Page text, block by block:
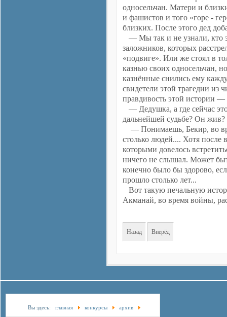
односельчан. Матери и
и фашистов и того «горе -
близких. После этого дед
— Мы так и не узнали, кто
заложников, которых
«подвиге». Или же стоял в
казнью своих односельчан,
казнённые снились ему
свидетели этой трагедии из
правдивость этой истории —
— Дедушка, а где сейчас
дальнейшей судьбе? Он
— Понимаешь, Бекир, во
столько людей.... Хотя после
которыми довелось
ничего не слышал. Может
конечно было бы здорово,
прошло столько лет...
Вот такую печальную
Акманай, во время войны,
Назад Вперёд
Вы здесь: главная конкурсы
архив
Наследники Победы
Рождённый дважды